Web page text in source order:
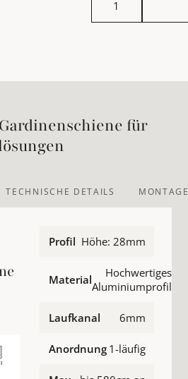
für
TECHNISCHE DETAILS
Profil Höhe: 28mm
Material
Hochwertiges
Aluminiumprofil
Laufkanal 6mm
Anordnung 1-läufig